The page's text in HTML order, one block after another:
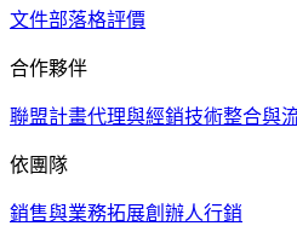
文件部落格評價
合作夥伴
聯盟計畫代理與經銷技術整合與
依團隊
銷售與業務拓展創辦人行銷